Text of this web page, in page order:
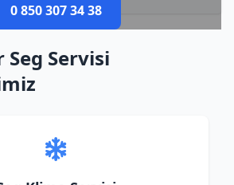
0 850 307 34 38
Seg Servisi